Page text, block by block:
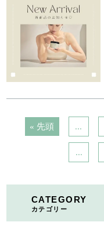
« 先頭 ...
...
CATEGORY
カテゴリー